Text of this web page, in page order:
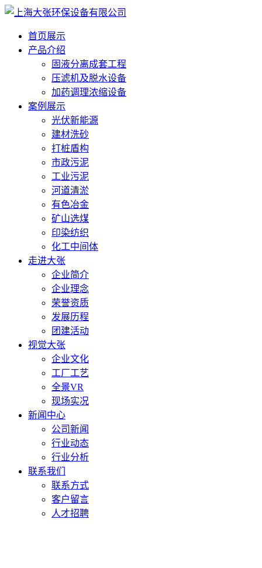
首页展示
产品介绍
固液分离成套工程
压滤机及脱水设备
加药调理浓缩设备
案例展示
光伏新能源
建材洗砂
打桩盾构
市政污泥
工业污泥
河道清淤
有色冶金
矿山选煤
印染纺织
化工中间体
走进大张
企业简介
企业理念
荣誉资质
发展历程
团建活动
视觉大张
企业文化
工厂工艺
全景VR
现场实况
新闻中心
公司新闻
行业动态
行业分析
联系我们
联系方式
客户留言
人才招聘